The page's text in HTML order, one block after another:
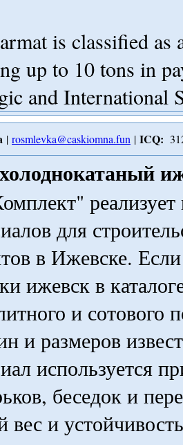
is classified
up to 10 tons in
and International
| rosmlevka@caskiomna.fun | ICQ:
для
в Ижевске.
ижевск в
и сотового
и размеров
используется
беседок и
вес и